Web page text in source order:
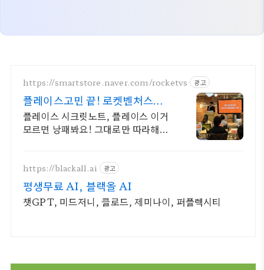
https://smartstore.naver.com/rocketvs 광고
플레이스고민 끝! 로켓벤처스
2300+ 사장님 극찬 리뷰
플레이스 시크릿노트, 플레이스 이거
모르면 낭패봐요! 그대로만 따라해도
https://blackall.ai 광고
평생무료 AI, 블랙올 AI
챗GPT, 미드저니, 클로드, 제미나이, 퍼플렉시티